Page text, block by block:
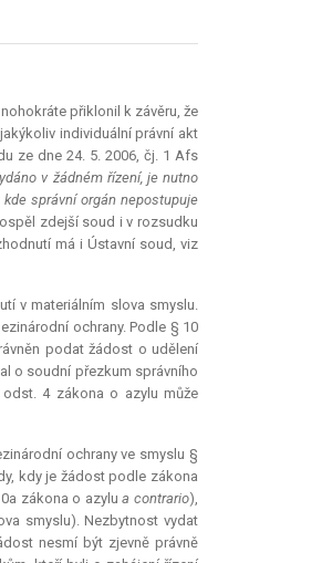
přiklonil k závěru, že
individuální právní akt
ze dne 24. 5. 2006, čj. 1 Afs
v žádném řízení, je nutno
správní orgán nepostupuje
zdejší soud i v rozsudku
má i Ústavní soud, viz
v materiálním slova smyslu.
ochrany. Podle § 10
podat žádost o udělení
o soudní přezkum správního
4 zákona o azylu může
ochrany ve smyslu §
kdy je žádost podle zákona
zákona o azylua contrario),
smyslu). Nezbytnost vydat
nesmí být zjevně právně